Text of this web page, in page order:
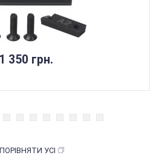
1 350 грн.
ПОРІВНЯТИ УСІ